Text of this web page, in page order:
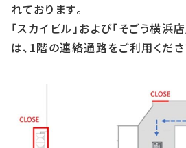
れております。
「スカイビル」および「そごう横浜
は、1階の連絡通路をご利用くださ